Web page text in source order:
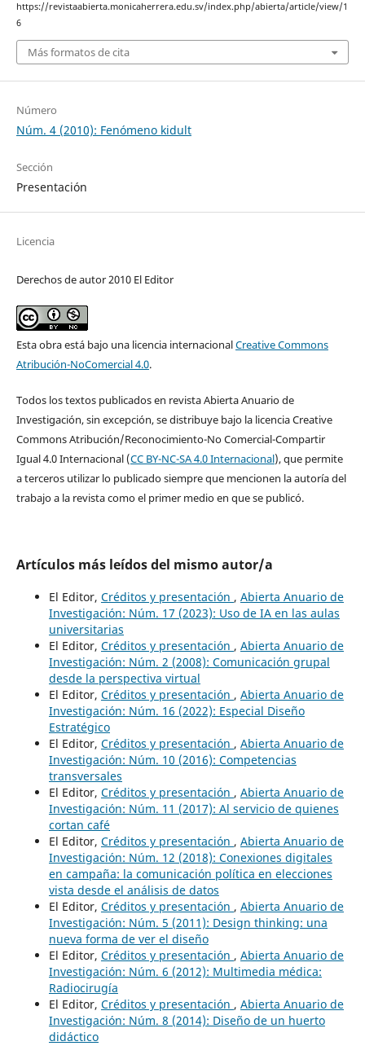
https://revistaabierta.monicaherrera.edu.sv/index.php/abierta/article/view/1
6
Más formatos de cita
Número
Núm. 4 (2010): Fenómeno kidult
Sección
Presentación
Licencia
Derechos de autor 2010 El Editor
Esta obra está bajo una licencia internacionalCreative Commons
Atribución-NoComercial 4.0.
Todos los textos publicados en revista Abierta Anuario de
Investigación, sin excepción, se distribuye bajo la licencia Creative
Commons Atribución/Reconocimiento-No Comercial-Compartir
Igual 4.0 Internacional (CC BY-NC-SA 4.0 Internacional), que permite
a terceros utilizar lo publicado siempre que mencionen la autoría del
trabajo a la revista como el primer medio en que se publicó.
Artículos más leídos del mismo autor/a
El Editor, Créditos y presentación , Abierta Anuario de
Investigación: Núm. 17 (2023): Uso de IA en las aulas
universitarias
El Editor, Créditos y presentación , Abierta Anuario de
Investigación: Núm. 2 (2008): Comunicación grupal
desde la perspectiva virtual
El Editor, Créditos y presentación , Abierta Anuario de
Investigación: Núm. 16 (2022): Especial Diseño
Estratégico
El Editor, Créditos y presentación , Abierta Anuario de
Investigación: Núm. 10 (2016): Competencias
transversales
El Editor, Créditos y presentación , Abierta Anuario de
Investigación: Núm. 11 (2017): Al servicio de quienes
cortan café
El Editor, Créditos y presentación , Abierta Anuario de
Investigación: Núm. 12 (2018): Conexiones digitales
en campaña: la comunicación política en elecciones
vista desde el análisis de datos
El Editor, Créditos y presentación , Abierta Anuario de
Investigación: Núm. 5 (2011): Design thinking: una
nueva forma de ver el diseño
El Editor, Créditos y presentación , Abierta Anuario de
Investigación: Núm. 6 (2012): Multimedia médica:
Radiocirugía
El Editor, Créditos y presentación , Abierta Anuario de
Investigación: Núm. 8 (2014): Diseño de un huerto
didáctico